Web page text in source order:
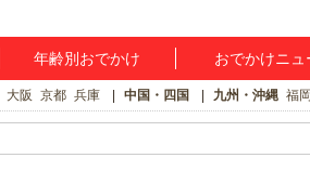
年齢別おでかけ おでかけニュ
大阪 京都 兵庫 中国・四国 九州・沖縄 福岡